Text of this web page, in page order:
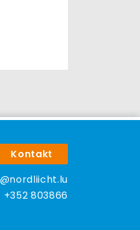
Kontakt
+352 803866